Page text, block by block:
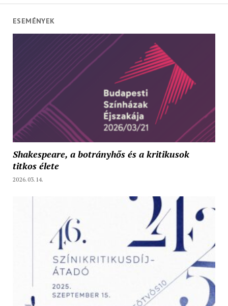
ESEMÉNYEK
Shakespeare, a botrányhős és a kritikusok
titkos élete
2026.03.14.